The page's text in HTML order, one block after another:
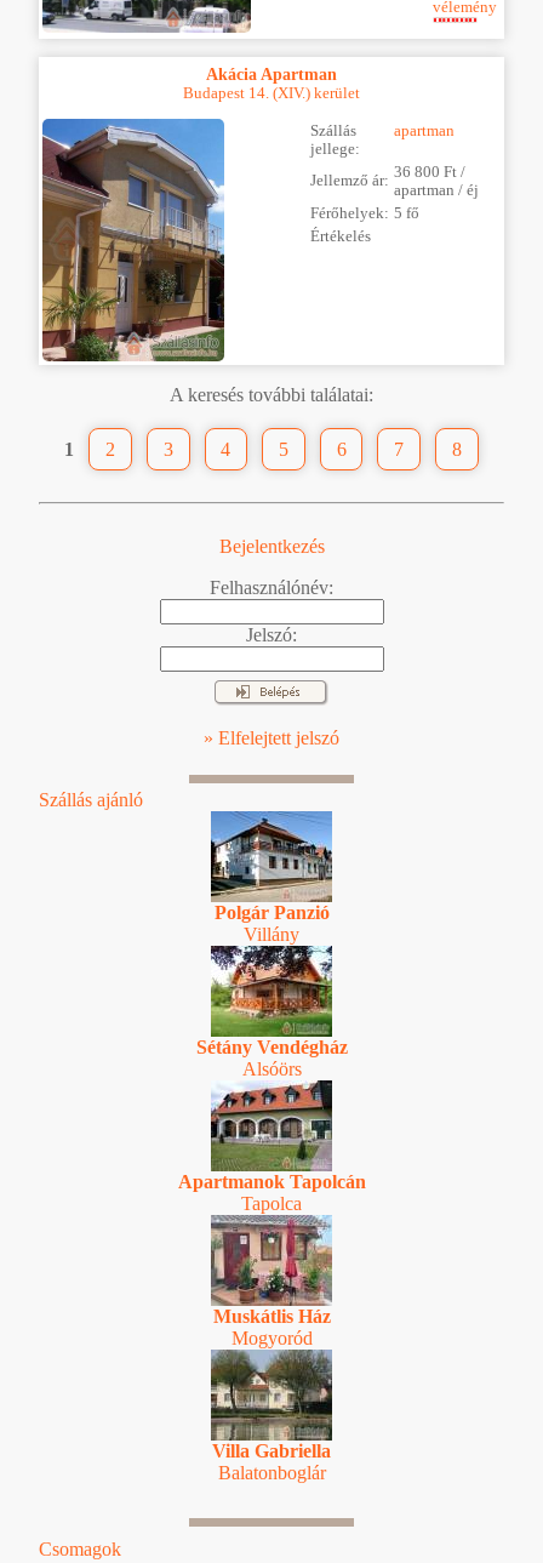
vélemény
Akácia Apartman
Budapest 14. (XIV.) kerület
Szállás
jellege:
apartman
Jellemző ár: 36 800 Ft /
apartman / éj
Férőhelyek: 5 fő
Értékelés
A keresés további találatai:
1 2 3 4 5 6 7 8
Bejelentkezés
Felhasználónév:
Jelszó:
» Elfelejtett jelszó
Szállás ajánló
Polgár Panzió
Villány
Sétány Vendégház
Alsóörs
Apartmanok Tapolcán
Tapolca
Muskátlis Ház
Mogyoród
Villa Gabriella
Balatonboglár
Csomagok